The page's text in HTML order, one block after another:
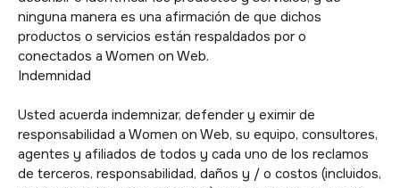
ninguna manera es una afirmación de que dichos
productos o servicios están respaldados por o
conectados a Women on Web.
Indemnidad
Usted acuerda indemnizar, defender y eximir de
responsabilidad a Women on Web, su equipo, consultores,
agentes y afiliados de todos y cada uno de los reclamos
de terceros, responsabilidad, daños y / o costos (incluidos,